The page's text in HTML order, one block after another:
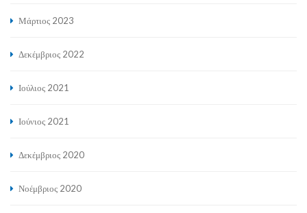
Μάρτιος 2023
Δεκέμβριος 2022
Ιούλιος 2021
Ιούνιος 2021
Δεκέμβριος 2020
Νοέμβριος 2020